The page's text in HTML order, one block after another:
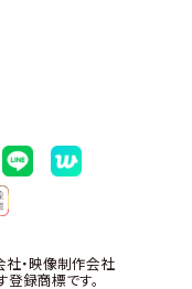
社・映像制作会社
録商標です。